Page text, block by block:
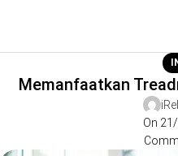
Memanfaatkan
On